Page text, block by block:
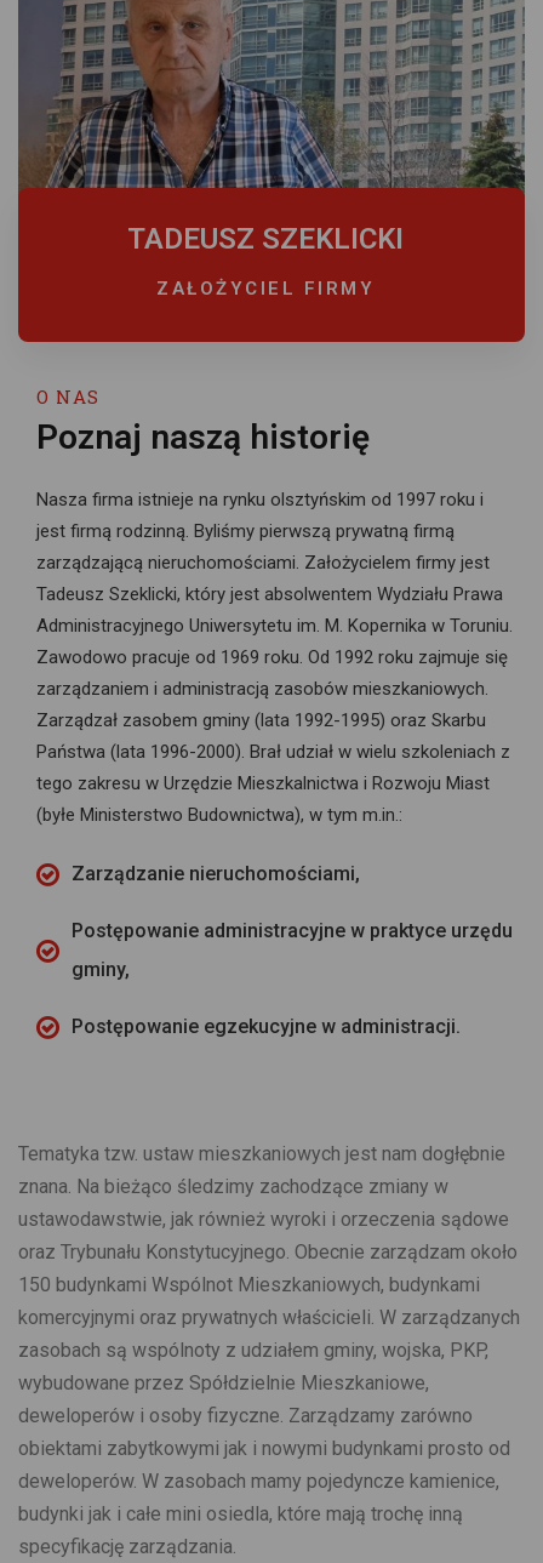
TADEUSZ SZEKLICKI
ZAŁOŻYCIEL FIRMY
O NAS
Poznaj naszą historię
Nasza firma istnieje na rynku olsztyńskim od 1997 roku i
jest firmą rodzinną. Byliśmy pierwszą prywatną firmą
zarządzającą nieruchomościami. Założycielem firmy jest
Tadeusz Szeklicki, który jest absolwentem Wydziału Prawa
Administracyjnego Uniwersytetu im. M. Kopernika w Toruniu.
Zawodowo pracuje od 1969 roku. Od 1992 roku zajmuje się
zarządzaniem i administracją zasobów mieszkaniowych.
Zarządzał zasobem gminy (lata 1992-1995) oraz Skarbu
Państwa (lata 1996-2000). Brał udział w wielu szkoleniach z
tego zakresu w Urzędzie Mieszkalnictwa i Rozwoju Miast
(byłe Ministerstwo Budownictwa), w tym m.in.:
Zarządzanie nieruchomościami,
Postępowanie administracyjne w praktyce urzędu
gminy,
Postępowanie egzekucyjne w administracji.
Tematyka tzw. ustaw mieszkaniowych jest nam dogłębnie
znana. Na bieżąco śledzimy zachodzące zmiany w
ustawodawstwie, jak również wyroki i orzeczenia sądowe
oraz Trybunału Konstytucyjnego. Obecnie zarządzam około
150 budynkami Wspólnot Mieszkaniowych, budynkami
komercyjnymi oraz prywatnych właścicieli. W zarządzanych
zasobach są wspólnoty z udziałem gminy, wojska, PKP,
wybudowane przez Spółdzielnie Mieszkaniowe,
deweloperów i osoby fizyczne. Zarządzamy zarówno
obiektami zabytkowymi jak i nowymi budynkami prosto od
deweloperów. W zasobach mamy pojedyncze kamienice,
budynki jak i całe mini osiedla, które mają trochę inną
specyfikację zarządzania.